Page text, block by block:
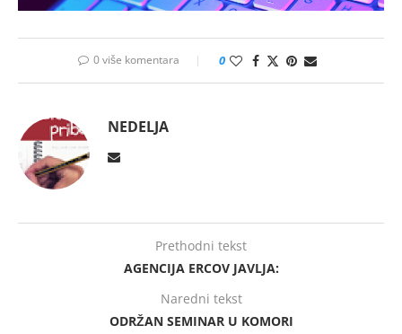
0 više komentara 0
NEDELJA
Prethodni tekst
AGENCIJA ERCOV JAVLJA:
Naredni tekst
ODRŽAN SEMINAR U KOMORI